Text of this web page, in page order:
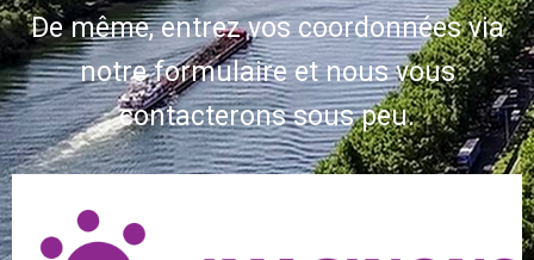
De même, entrez vos coordonnées via
notre formulaire et nous vous
contacterons sous peu.